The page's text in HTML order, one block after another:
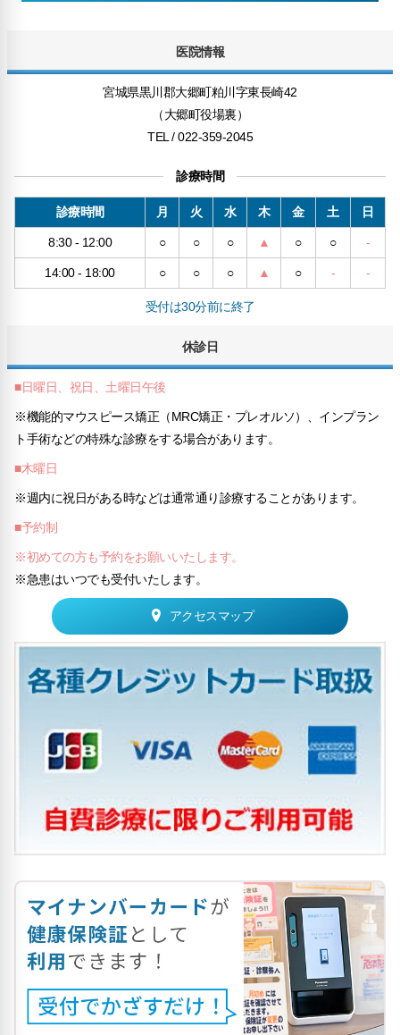
医院情報
宮城県黒川郡大郷町粕川字東長崎42
（大郷町役場裏）
TEL / 022-359-2045
診療時間
診療時間 月 火 水 木 金 土 日
8:30 - 12:00 ○ ○ ○ ▲ ○ ○ -
14:00 - 18:00 ○ ○ ○ ▲ ○ - -
受付は30分前に終了
休診日
■日曜日、祝日、土曜日午後
※機能的マウスピース矯正（MRC矯正・プレオルソ）、インプラン
ト手術などの特殊な診療をする場合があります。
■木曜日
※週内に祝日がある時などは通常通り診療することがあります。
■予約制
※初めての方も予約をお願いいたします。
※急患はいつでも受付いたします。
アクセスマップ